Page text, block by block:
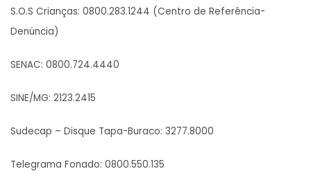
S.O.S Crianças: 0800.283.1244 (Centro de Referência-
Denúncia)
SENAC: 0800.724.4440
SINE/MG: 2123.2415
Sudecap – Disque Tapa-Buraco: 3277.8000
Telegrama Fonado: 0800.550.135